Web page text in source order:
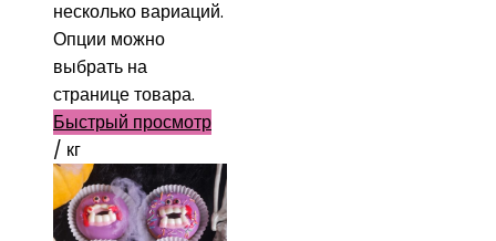
несколько вариаций.
Опции можно
выбрать на
странице товара.
Быстрый просмотр
/ кг